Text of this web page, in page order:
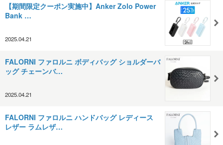
【期間限定クーポン実施中】Anker Zolo Power
Bank …
2025.04.21
FALORNI ファロルニ ボディバッグ ショルダーバ
ッグ チェーンバ…
2025.04.21
FALORNI ファロルニ ハンドバッグ レディース
レザー ラムレザ…